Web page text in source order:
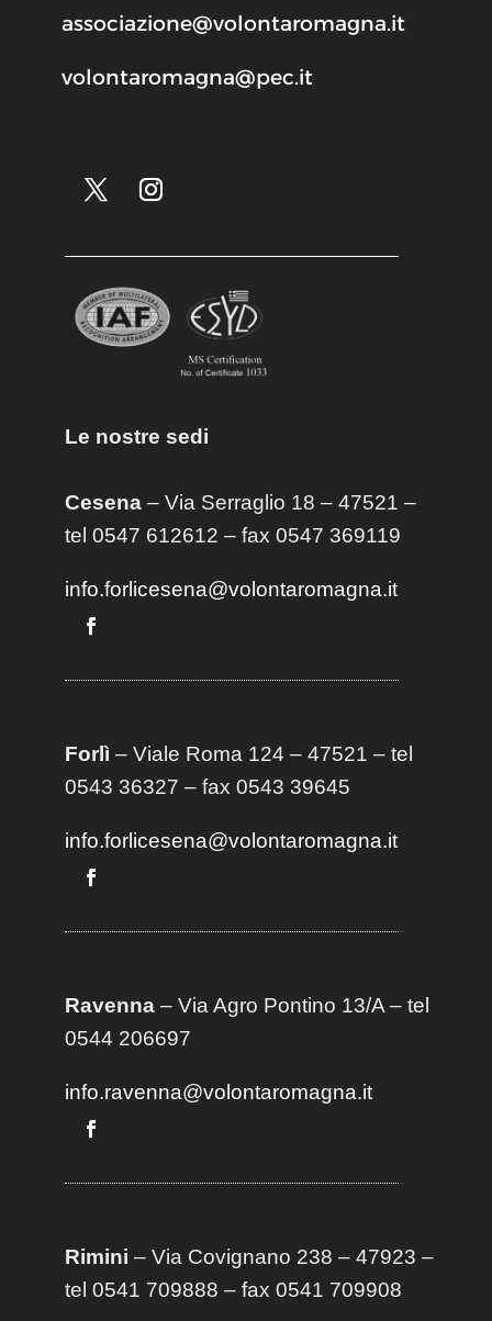
associazione@volontaromagna.it
volontaromagna@pec.it
Le nostre sedi
Cesena– Via Serraglio 18 – 47521 –
tel 0547 612612 – fax 0547 369119
info.forlicesena@volontaromagna.it
Forlì – Viale Roma 124 – 47521 – tel
0543 36327 – fax 0543 39645
info.forlicesena@volontaromagna.it
Ravenna– Via Agro Pontino 13/A– tel
0544 206697
info.ravenna@volontaromagna.it
Rimini – Via Covignano 238 – 47923 –
tel 0541 709888 – fax 0541 709908